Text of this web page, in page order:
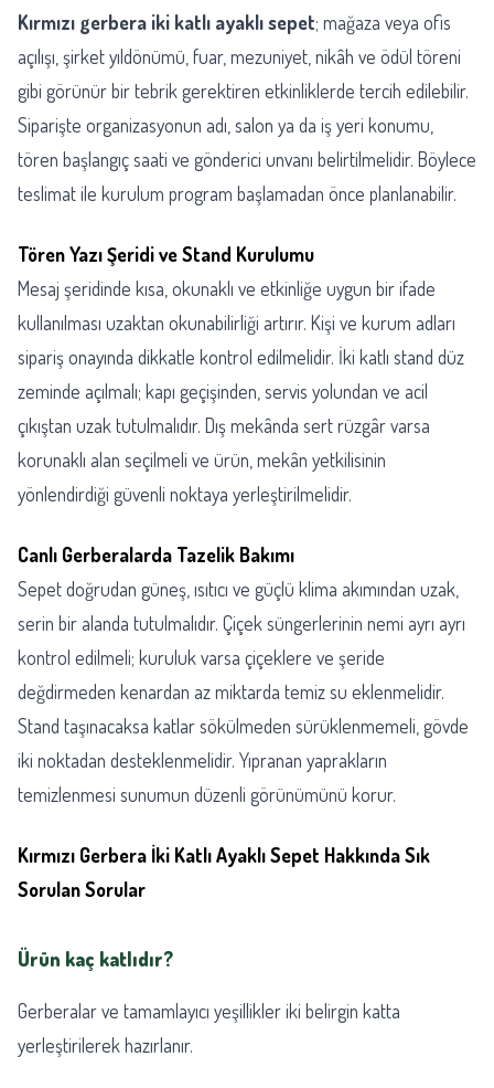
Kırmızı gerbera iki katlı ayaklı sepet; mağaza veya ofis
açılışı, şirket yıldönümü, fuar, mezuniyet, nikâh ve ödül töreni
gibi görünür bir tebrik gerektiren etkinliklerde tercih edilebilir.
Siparişte organizasyonun adı, salon ya da iş yeri konumu,
tören başlangıç saati ve gönderici unvanı belirtilmelidir. Böylece
teslimat ile kurulum program başlamadan önce planlanabilir.
Tören Yazı Şeridi ve Stand Kurulumu
Mesaj şeridinde kısa, okunaklı ve etkinliğe uygun bir ifade
kullanılması uzaktan okunabilirliği artırır. Kişi ve kurum adları
sipariş onayında dikkatle kontrol edilmelidir. İki katlı stand düz
zeminde açılmalı; kapı geçişinden, servis yolundan ve acil
çıkıştan uzak tutulmalıdır. Dış mekânda sert rüzgâr varsa
korunaklı alan seçilmeli ve ürün, mekân yetkilisinin
yönlendirdiği güvenli noktaya yerleştirilmelidir.
Canlı Gerberalarda Tazelik Bakımı
Sepet doğrudan güneş, ısıtıcı ve güçlü klima akımından uzak,
serin bir alanda tutulmalıdır. Çiçek süngerlerinin nemi ayrı ayrı
kontrol edilmeli; kuruluk varsa çiçeklere ve şeride
değdirmeden kenardan az miktarda temiz su eklenmelidir.
Stand taşınacaksa katlar sökülmeden sürüklenmemeli, gövde
iki noktadan desteklenmelidir. Yıpranan yaprakların
temizlenmesi sunumun düzenli görünümünü korur.
Kırmızı Gerbera İki Katlı Ayaklı Sepet Hakkında Sık
Sorulan Sorular
Ürün kaç katlıdır?
Gerberalar ve tamamlayıcı yeşillikler iki belirgin katta
yerleştirilerek hazırlanır.